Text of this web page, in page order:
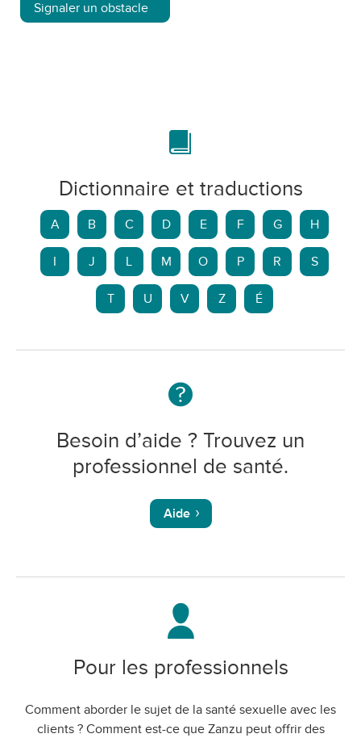
Signaler un obstacle
Dictionnaire et traductions
A B C D E F G H
J L M O P R S
T U V Z É
Besoin d’aide ? Trouvez un
professionnel de santé.
Aide
Pour les professionnels
Comment aborder le sujet de la santé sexuelle avec les
clients ? Comment est-ce que Zanzu peut offrir des